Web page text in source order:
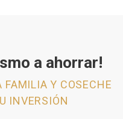
a ahorrar!
FAMILIA Y COSECHE
INVERSIÓN